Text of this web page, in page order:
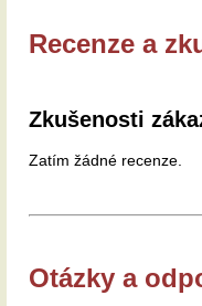
Recenze a
Zkušenosti
Zatím žádné recenze.
Otázky a